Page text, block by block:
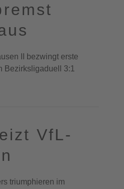
II bezwingt erste
Bezirksligaduell 3:1
VfL-
triumphieren im